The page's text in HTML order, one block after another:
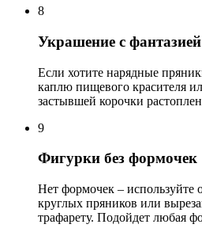
8
Украшение с фантазией
Если хотите нарядные
каплю пищевого красителя
застывшей корочки
9
Фигурки без формочек
Нет формочек – используйте
круглых пряников или
трафарету. Подойдет любая